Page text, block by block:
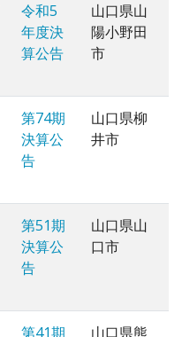
令和5
年度決
算公告
山口県山
陽小野田
市
第74期
決算公
告
山口県柳
井市
第51期
決算公
告
山口県山
口市
第41期
山口県熊